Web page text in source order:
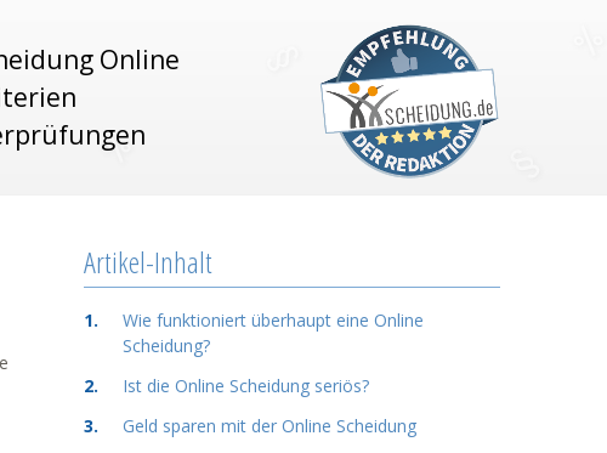
Online
Artikel-Inhalt
Wie funktioniert überhaupt eine Online
Scheidung?
Ist die Online Scheidung seriös?
Geld sparen mit der Online Scheidung